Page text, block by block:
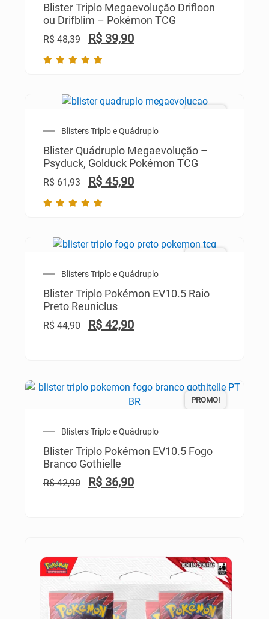
Blister Triplo Megaevolução Drifloon
ou Drifblim – Pokémon TCG
R$48,39 R$ 39,90
Blisters Triplo e Quádruplo
Blister Quádruplo Megaevolução –
Psyduck, Golduck Pokémon TCG
R$61,93 R$ 45,90
Blisters Triplo e Quádruplo
Blister Triplo Pokémon EV10.5 Raio
Preto Reuniclus
R$44,90 R$ 42,90
PROMO!
Blisters Triplo e Quádruplo
Blister Triplo Pokémon EV10.5 Fogo
Branco Gothielle
R$42,90 R$ 36,90